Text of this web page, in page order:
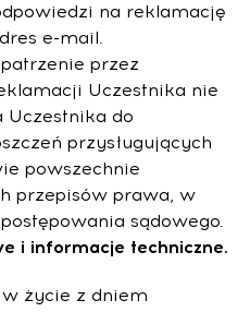
na reklamację
e-mail.
przez
Uczestnika nie
Uczestnika do
przysługujących
powszechnie
przepisów prawa, w
sądowego.
i informacje techniczne.
życie z dniem